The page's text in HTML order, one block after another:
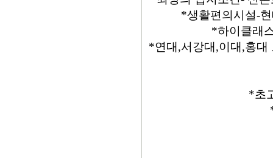
*생활편의시설-
*하이클래
*연대,서강대,이대,홍대
*초